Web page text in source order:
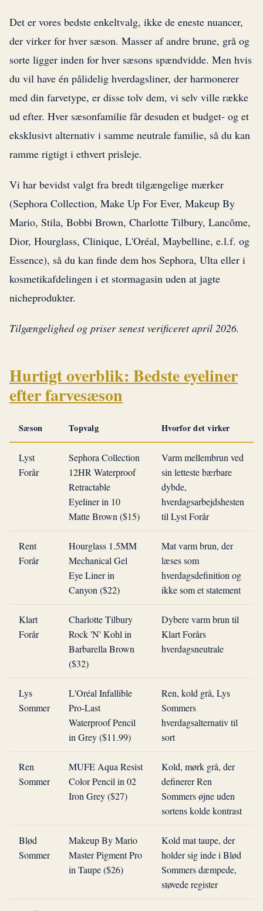
Det er vores bedste enkeltvalg, ikke de eneste nuancer,
der virker for hver sæson. Masser af andre brune, grå og
sorte ligger inden for hver sæsons spændvidde. Men hvis
du vil have én pålidelig hverdagsliner, der harmonerer
med din farvetype, er disse tolv dem, vi selv ville række
ud efter. Hver sæsonfamilie får desuden et budget- og et
eksklusivt alternativ i samme neutrale familie, så du kan
ramme rigtigt i ethvert prisleje.
Vi har bevidst valgt fra bredt tilgængelige mærker
(Sephora Collection, Make Up For Ever, Makeup By
Mario, Stila, Bobbi Brown, Charlotte Tilbury, Lancôme,
Dior, Hourglass, Clinique, L'Oréal, Maybelline, e.l.f. og
Essence), så du kan finde dem hos Sephora, Ulta eller i
kosmetikafdelingen i et stormagasin uden at jagte
nicheprodukter.
Tilgængelighed og priser senest verificeret april 2026.
Hurtigt overblik: Bedste eyeliner
efter farvesæson
Sæson Topvalg Hvorfor det virker
Lyst
Forår
Sephora Collection
12HR Waterproof
Retractable
Eyeliner in 10
Matte Brown ($15)
Varm mellembrun ved
sin letteste bærbare
dybde,
hverdagsarbejdshesten
til Lyst Forår
Rent
Forår
Hourglass 1.5MM
Mechanical Gel
Eye Liner in
Canyon ($22)
Mat varm brun, der
læses som
hverdagsdefinition og
ikke som et statement
Klart
Forår
Charlotte Tilbury
Rock 'N' Kohl in
Barbarella Brown
($32)
Dybere varm brun til
Klart Forårs
hverdagsneutrale
Lys
Sommer
L'Oréal Infallible
Pro-Last
Waterproof Pencil
in Grey ($11.99)
Ren, kold grå, Lys
Sommers
hverdagsalternativ til
sort
Ren
Sommer
MUFE Aqua Resist
Color Pencil in 02
Iron Grey ($27)
Kold, mørk grå, der
definerer Ren
Sommers øjne uden
sortens kolde kontrast
Blød
Sommer
Makeup By Mario
Master Pigment Pro
in Taupe ($26)
Kold mat taupe, der
holder sig inde i Blød
Sommers dæmpede,
støvede register